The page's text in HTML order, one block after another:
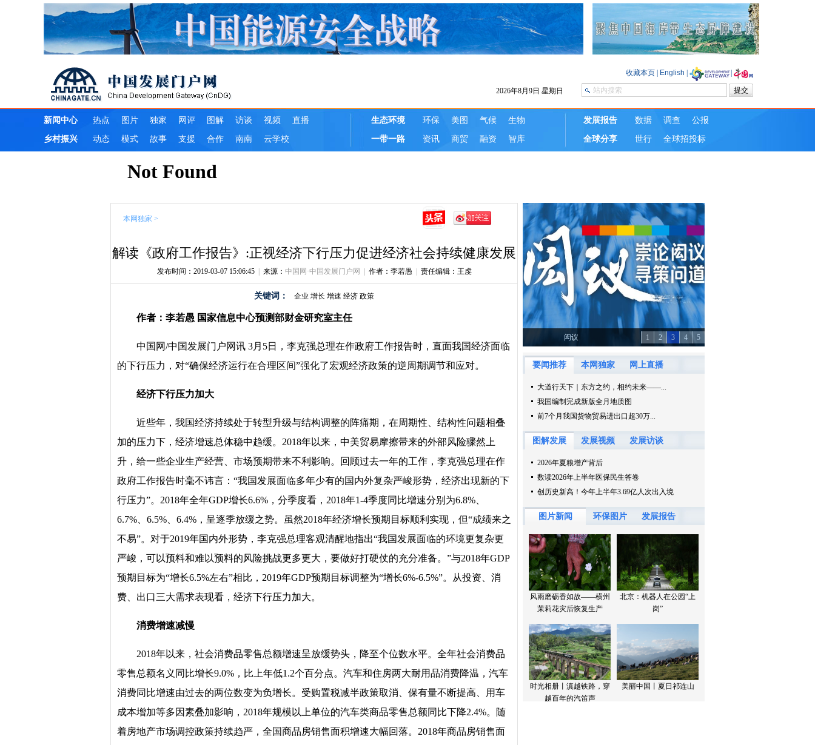
本网独家 >
解读《政府工作报告》:正视经济下行压力促进经济社会持续健康发展
发布时间：2019-03-07 15:06:45| 来源： 中国网·中国发展门户网 作者：李若愚 责任编辑：王虔
关键词： 企业 增长 增速 经济 政策
作者：李若愚 国家信息中心预测部财金研究室主任
中国网/中国发展门户网讯 3月5日，李克强总理在作政府工作报告时，直面我国经济面临
的下行压力，对“确保经济运行在合理区间”强化了宏观经济政策的逆周期调节和应对。
经济下行压力加大
近些年，我国经济持续处于转型升级与结构调整的阵痛期，在周期性、结构性问题相叠
加的压力下，经济增速总体稳中趋缓。2018年以来，中美贸易摩擦带来的外部风险骤然上
升，给一些企业生产经营、市场预期带来不利影响。回顾过去一年的工作，李克强总理在作
政府工作报告时毫不讳言：“我国发展面临多年少有的国内外复杂严峻形势，经济出现新的下
行压力”。2018年全年GDP增长6.6%，分季度看，2018年1-4季度同比增速分别为6.8%、
6.7%、6.5%、6.4%，呈逐季放缓之势。虽然2018年经济增长预期目标顺利实现，但“成绩来之
不易”。对于2019年国内外形势，李克强总理客观清醒地指出“我国发展面临的环境更复杂更
严峻，可以预料和难以预料的风险挑战更多更大，要做好打硬仗的充分准备。”与2018年GDP
预期目标为“增长6.5%左右”相比，2019年GDP预期目标调整为“增长6%-6.5%”。从投资、消
费、出口三大需求表现看，经济下行压力加大。
消费增速减慢
2018年以来，社会消费品零售总额增速呈放缓势头，降至个位数水平。全年社会消费品
零售总额名义同比增长9.0%，比上年低1.2个百分点。汽车和住房两大耐用品消费降温，汽车
消费同比增速由过去的两位数变为负增长。受购置税减半政策取消、保有量不断提高、用车
成本增加等多因素叠加影响，2018年规模以上单位的汽车类商品零售总额同比下降2.4%。随
着房地产市场调控政策持续趋严，全国商品房销售面积增速大幅回落。2018年商品房销售面